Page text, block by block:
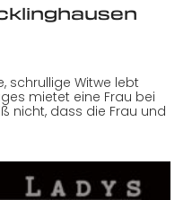
schrullige Witwe lebt
mietet eine Frau bei
nicht, dass die Frau und